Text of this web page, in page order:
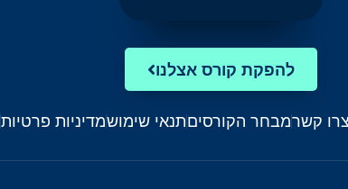
להפקת קורס אצלנו
צרו קשרמבחר הקורסיםתנאי שימושמדיניות פרטיות